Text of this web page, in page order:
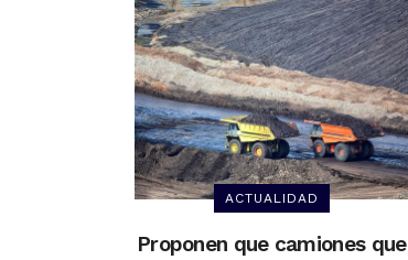
ACTUALIDAD
Proponen que camiones que